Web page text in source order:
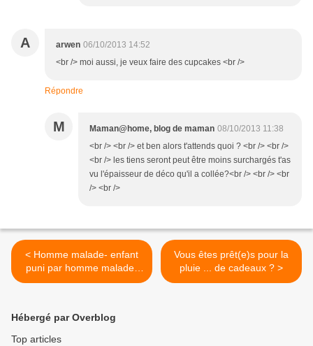
A arwen 06/10/2013 14:52
<br /> moi aussi, je veux faire des cupcakes <br />
Répondre
M Maman@home, blog de maman 08/10/2013 11:38
<br /> <br /> et ben alors t'attends quoi ? <br /> <br />
<br /> les tiens seront peut être moins surchargés t'as
vu l'épaisseur de déco qu'il a collée?<br /> <br /> <br
/> <br />
< Homme malade- enfant
puni par homme malade-
femme qui prend l'apéro...
Vous êtes prêt(e)s pour la
pluie ... de cadeaux ? >
Hébergé par Overblog
Top articles